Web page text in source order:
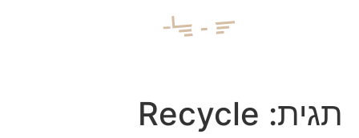
title סמן כותרות
תגית: Recycle